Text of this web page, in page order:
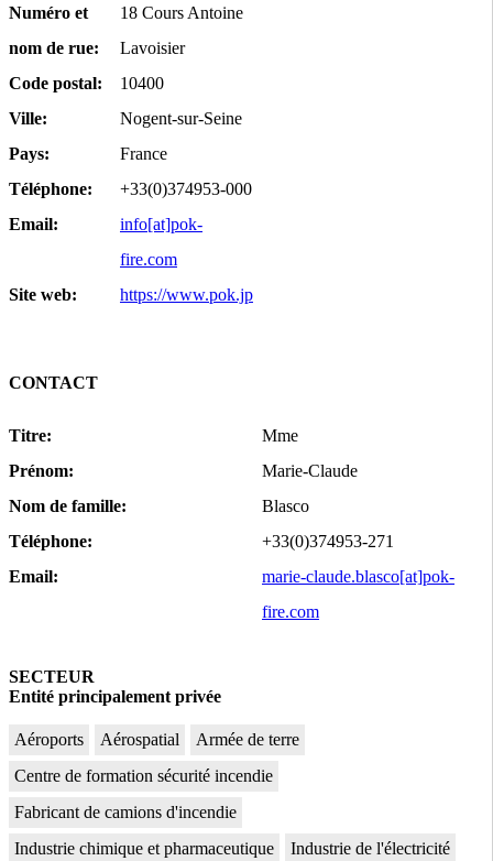
Numéro et
nom de rue:
18 Cours Antoine
Lavoisier
Code postal:
10400
Ville:
Nogent-sur-Seine
Pays:
France
Téléphone:
+33(0)374953-000
Email:
info[at]pok-
fire.com
Site web:
https://www.pok.jp
CONTACT
Titre:
Mme
Prénom:
Marie-Claude
Nom de famille:
Blasco
Téléphone:
+33(0)374953-271
Email:
marie-claude.blasco[at]pok-
fire.com
SECTEUR
Entité principalement privée
Aéroports Aérospatial
Armée de terre
Centre de formation sécurité incendie
Fabricant de camions d'incendie
Industrie chimique et pharmaceutique
Industrie de l'électricité